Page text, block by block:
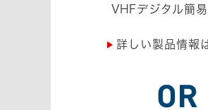
VHFデジタル簡
詳しい製品情報